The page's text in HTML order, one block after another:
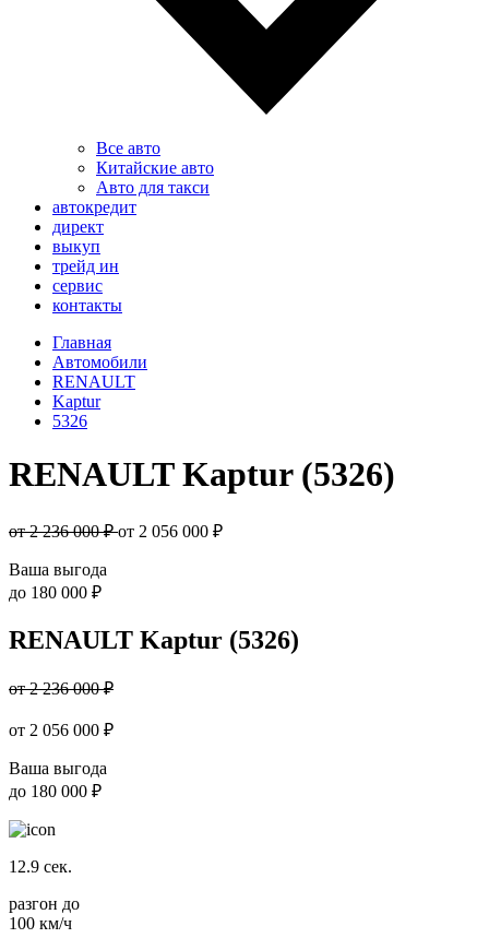
Все авто
Китайские авто
Авто для такси
автокредит
директ
выкуп
трейд ин
сервис
контакты
Главная
Автомобили
RENAULT
Kaptur
5326
RENAULT Kaptur (5326)
от 2 236 000 ₽от 2 056 000 ₽
Ваша выгода
до 180 000 ₽
RENAULT Kaptur (5326)
от 2 236 000 ₽
от 2 056 000 ₽
Ваша выгода
до 180 000 ₽
12.9 сек.
разгон до
100 км/ч